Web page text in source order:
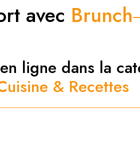
avec Brunch
ligne dans la
& Recettes